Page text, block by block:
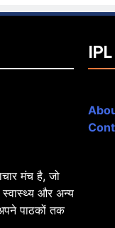
मंच है, जो
स्वास्थ्य और अन्य
पाठकों तक
IPL